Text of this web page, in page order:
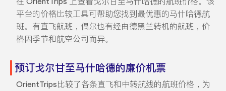
平台的价格比较工具可帮助您找到最优惠的马什哈德航
班。有直飞航班，偶尔也有经由德黑兰转机的航班，价
格因季节和航空公司而异。
预订戈尔甘至马什哈德的廉价机票
OrientTrips比较了各条直飞和中转航线的航班价格，为